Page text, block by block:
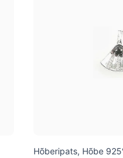
Hõberipats, Hõbe